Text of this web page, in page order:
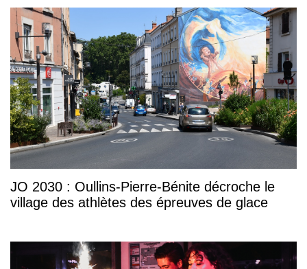
JO 2030 : Oullins-Pierre-Bénite décroche le
village des athlètes des épreuves de glace